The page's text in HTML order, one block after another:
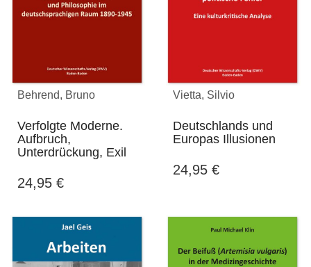
Behrend, Bruno
Verfolgte Moderne.
Aufbruch,
Unterdrückung, Exil
24,95 €
Vietta, Silvio
Deutschlands und
Europas Illusionen
24,95 €